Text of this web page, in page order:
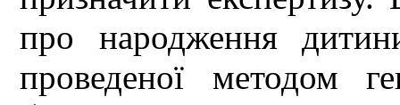
про народження
проведеної методом